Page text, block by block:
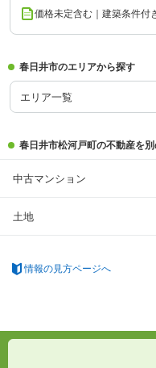
価格未定含む｜建築条件付
春日井市のエリアから探す
エリア一覧
春日井市松河戸町の不動産を
中古マンション
土地
情報の見方ページへ